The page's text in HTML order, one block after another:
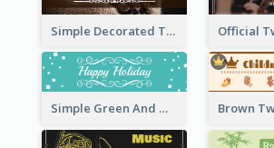
Simple Decorated Twitter Header About Coffee
Simple Green And White Twitter Header With Theme Of Holiday